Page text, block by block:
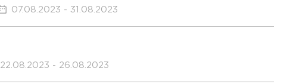
07.08.2023 - 31.08.2023
22.08.2023 - 26.08.2023